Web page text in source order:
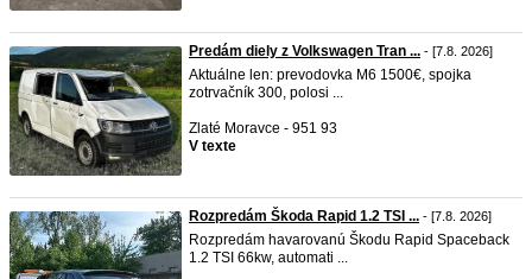
Predám diely z Volkswagen Tran ... - [7.8. 2026]
Aktuálne len: prevodovka M6 1500€, spojka
zotrvačník 300, polosi ...
Zlaté Moravce - 951 93
V texte
Rozpredám Škoda Rapid 1.2 TSI ... - [7.8. 2026]
Rozpredám havarovanú Škodu Rapid Spaceback
1.2 TSI 66kw, automati ...